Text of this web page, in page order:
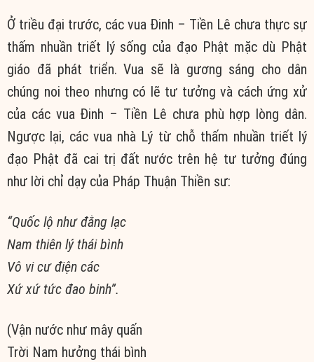
Ở triều đại trước, các vua Đinh – Tiền Lê chưa thực sự
thấm nhuần triết lý sống của đạo Phật mặc dù Phật
giáo đã phát triển. Vua sẽ là gương sáng cho dân
chúng noi theo nhưng có lẽ tư tưởng và cách ứng xử
của các vua Đinh – Tiền Lê chưa phù hợp lòng dân.
Ngược lại, các vua nhà Lý từ chỗ thấm nhuần triết lý
đạo Phật đã cai trị đất nước trên hệ tư tưởng đúng
như lời chỉ dạy của Pháp Thuận Thiền sư:
“Quốc lộ như đằng lạc
Nam thiên lý thái bình
Vô vi cư điện các
Xứ xứ tức đao binh”.
(Vận nước như mây quấn
Trời Nam hưởng thái bình